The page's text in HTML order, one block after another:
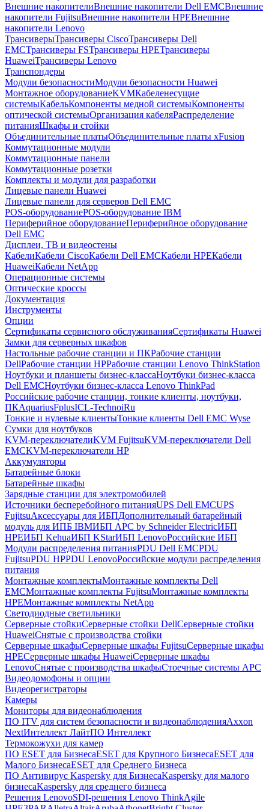
Внешние накопителиВнешние накопители Dell EMCВнешние
накопители FujitsuВнешние накопители HPEВнешние
накопители Lenovo
ТрансиверыТрансиверы CiscoТрансиверы Dell
EMCТрансиверы FSТрансиверы HPEТрансиверы
HuaweiТрансиверы Lenovo
Транспондеры
Модули безопасностиМодули безопасности Huawei
Монтажное оборудованиеKVMКабеленесущие
системыКабельКомпоненты медной системыКомпоненты
оптической системыОрганизация кабеляРаспределение
питанияШкафы и стойки
Объединительные платыОбъединительные платы xFusion
Коммутационные модули
Коммутационные панели
Коммутационные розетки
Комплекты и модули для разработки
Лицевые панели Huawei
Лицевые панели для серверов Dell EMC
POS-оборудованиеPOS-оборудование IBM
Периферийное оборудованиеПериферийное оборудование
Dell EMC
Дисплеи, ТВ и видеостены
КабелиКабели CiscoКабели Dell EMCКабели HPEКабели
HuaweiКабели NetApp
Операционные системы
Оптические кроссы
Документация
Инструменты
Опции
Сертификаты сервисного обслуживанияСертификаты Huawei
Замки для серверных шкафов
Настольные рабочие станции и ПКРабочие станции
DellРабочие станции HPРабочие станции Lenovo ThinkStation
Ноутбуки и планшеты бизнес-классаНоутбуки бизнес-класса
Dell EMCНоутбуки бизнес-класса Lenovo ThinkPad
Российские рабочие станции, тонкие клиенты, ноутбуки,
ПКAquariusFplusICL-TechnoiRu
Тонкие и нулевые клиентыТонкие клиенты Dell EMC Wyse
Сумки для ноутбуков
KVM-переключателиKVM FujitsuKVM-переключатели Dell
EMCKVM-переключатели HP
Аккумуляторы
Батарейные блоки
Батарейные шкафы
Зарядные станции для электромобилей
Источники бесперебойного питанияUPS Dell EMCUPS
FujitsuАксессуары для ИБПДополнительный батарейный
модуль для ИПБ IBMИБП APC by Schneider ElectricИБП
HPEИБП KehuaИБП KStarИБП LenovoРоссийские ИБП
Модули распределения питанияPDU Dell EMCPDU
FujitsuPDU HPPDU LenovoРоссийские модули распределения
питания
Монтажные комплектыМонтажные комплекты Dell
EMCМонтажные комплекты FujitsuМонтажные комплекты
HPEМонтажные комплекты NetApp
Светодиодные светильники
Серверные стойкиСерверные стойки DellСерверные стойки
HuaweiСнятые с производства стойки
Серверные шкафыСерверные шкафы FujitsuСерверные шкафы
HPEСерверные шкафы HuaweiСерверные шкафы
LenovoСнятые с производства шкафыСтоечные системы APC
Видеодомофоны и опции
Видеорегистраторы
Камеры
Мониторы для видеонаблюдения
ПО ITV для систем безопасности и видеонаблюденияAxxon
NextИнтеллект ЛайтПО Интеллект
Термокожухи для камер
ПО ESET для БизнесаESET для Крупного БизнесаESET для
Малого БизнесаESET для Среднего Бизнеса
ПО Антивирус Kaspersky для БизнесаKaspersky для малого
бизнесаKaspersky для среднего бизнеса
Решения LenovoSDI-решения Lenovo ThinkAgile